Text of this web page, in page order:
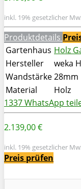
inkl. 19% gesetzlicher
Produktdetails
Gartenhaus Holz
Hersteller
weka
Wandstärke28mm
Material
Holz
1337WhatsApp
2.139,00 €
inkl. 19% gesetzlicher
Preis prüfen